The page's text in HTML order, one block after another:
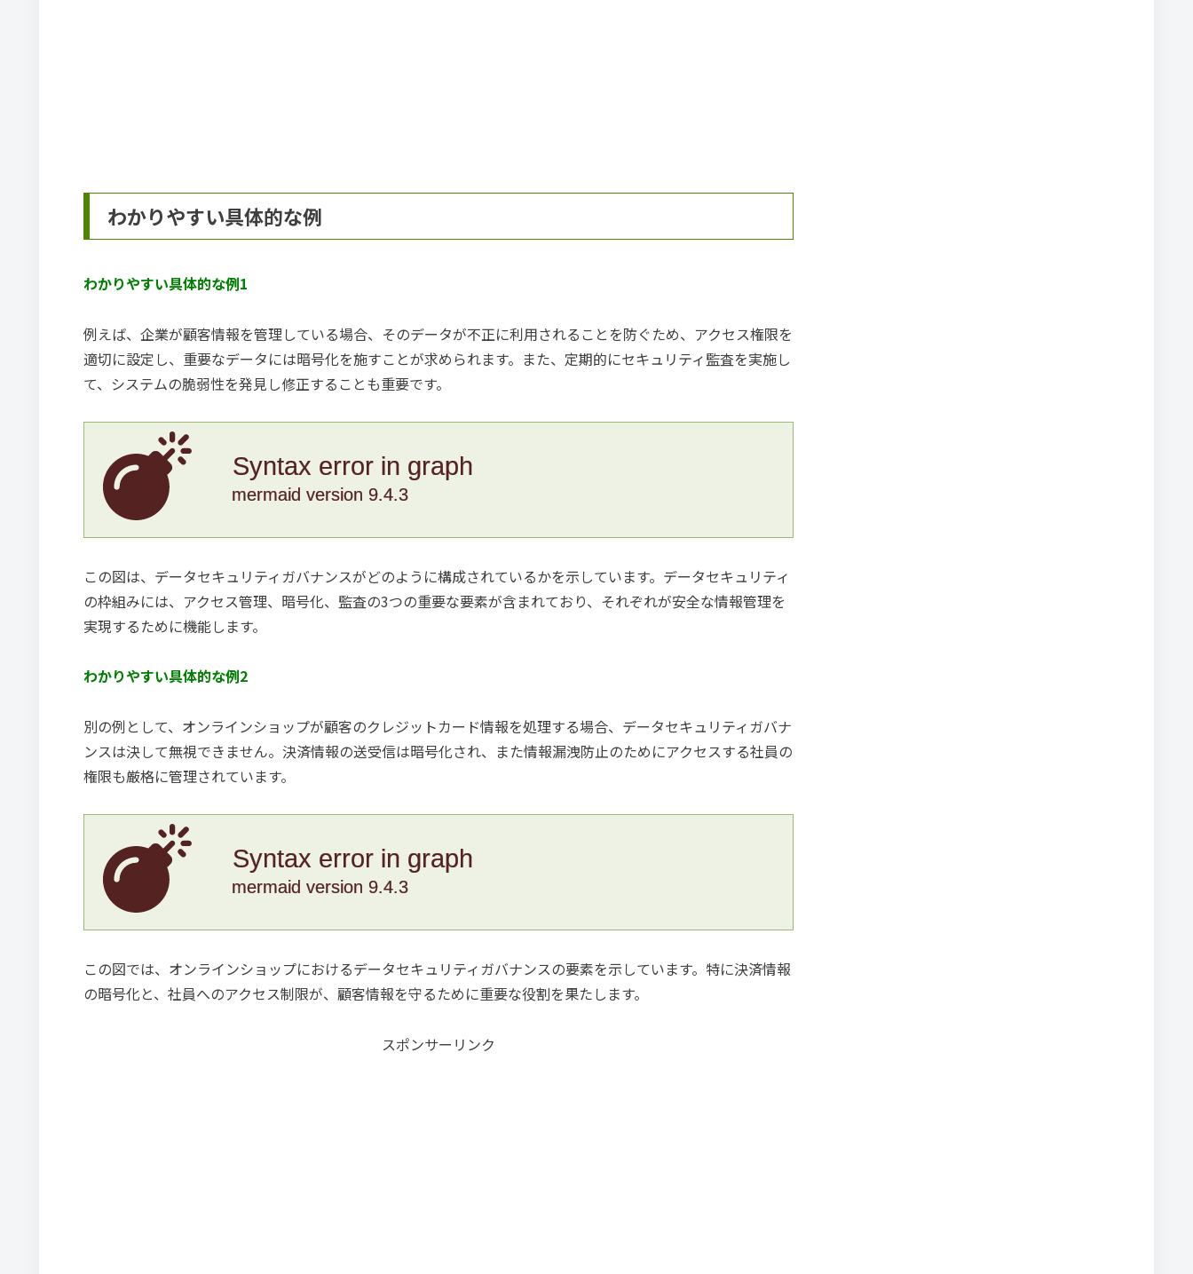
わかりやすい具体的な例
わかりやすい具体的な例1
例えば、企業が顧客情報を管理している場合、そのデータが不正に利用されることを防ぐため、アクセス権限を
適切に設定し、重要なデータには暗号化を施すことが求められます。また、定期的にセキュリティ監査を実施し
て、システムの脆弱性を発見し修正することも重要です。
Syntax error in graph
mermaid version 9.4.3
この図は、データセキュリティガバナンスがどのように構成されているかを示しています。データセキュリティ
の枠組みには、アクセス管理、暗号化、監査の3つの重要な要素が含まれており、それぞれが安全な情報管理を
実現するために機能します。
わかりやすい具体的な例2
別の例として、オンラインショップが顧客のクレジットカード情報を処理する場合、データセキュリティガバナ
ンスは決して無視できません。決済情報の送受信は暗号化され、また情報漏洩防止のためにアクセスする社員の
権限も厳格に管理されています。
Syntax error in graph
mermaid version 9.4.3
この図では、オンラインショップにおけるデータセキュリティガバナンスの要素を示しています。特に決済情報
の暗号化と、社員へのアクセス制限が、顧客情報を守るために重要な役割を果たします。
スポンサーリンク